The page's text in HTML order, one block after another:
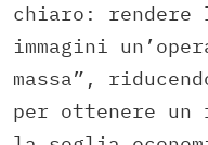
chiaro: rendere
immagini
massa”,
per ottenere un